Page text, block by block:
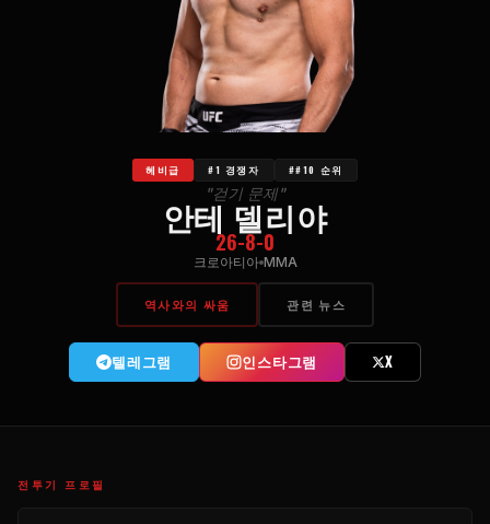
헤비급 #1 경쟁자 ##10 순위
"걷기 문제"
안테 델리야
26-8-0
크로아티아 MMA
역사와의 싸움 관련 뉴스
텔레그램 인스타그램 X
전투기 프로필